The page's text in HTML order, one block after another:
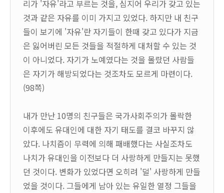
리가 '자유'라고 부르는 것을, 심지어 우리가 갖고 있는
것과 같은 자유를 이미 가지고 있었다. 하지만 내 친구
들이 보기에 '자유'란 자기들이 한때 갖고 있다가 지금
은 잃어버린 모든 것들을 적절하게 대처할 수 있는 것
이 아니었다. 자기가 노예였다는 것을 몰랐던 사람들
은 자기가 해방되었다는 것조차도 모르게 마련이다.
(98쪽)
내가 만난 10명의 친구들은 국가사회주의가 몰락한
이후에도 유대인에 대한 자기 태도를 결코 바꾸지 않
았다. 나치즘이 무력에 의해 패배했다는 사실조차도
나치가 유대인을 이전보다 더 사랑하게 만들지는 못했
던 것이다. 변화가 있었다면 오히려 '덜' 사랑하게 만들
었을 것이다. 그들에게 남아 있는 유일한 열정 그들을